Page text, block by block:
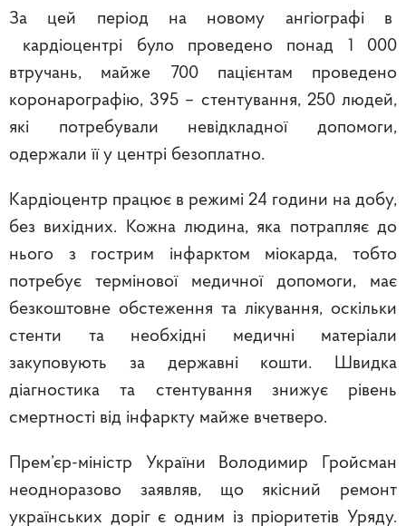
За цей період на новому ангіографі в
кардіоцентрі було проведено понад 1 000
втручань, майже 700 пацієнтам проведено
коронарографію, 395 – стентування, 250 людей,
які потребували невідкладної допомоги,
одержали її у центрі безоплатно.
Кардіоцентр працює в режимі 24 години на добу,
без вихідних. Кожна людина, яка потрапляє до
нього з гострим інфарктом міокарда, тобто
потребує термінової медичної допомоги, має
безкоштовне обстеження та лікування, оскільки
стенти та необхідні медичні матеріали
закуповують за державні кошти. Швидка
діагностика та стентування знижує рівень
смертності від інфаркту майже вчетверо.
Прем’єр-міністр України Володимир Гройсман
неодноразово заявляв, що якісний ремонт
українських доріг є одним із пріоритетів Уряду.